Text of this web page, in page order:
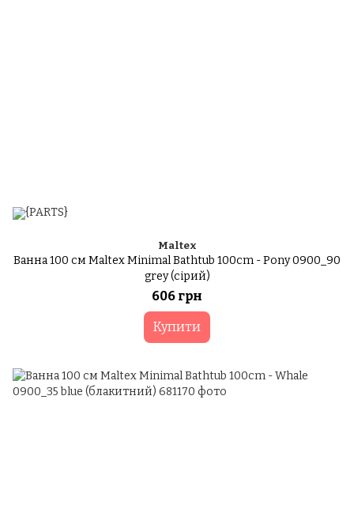
Maltex
Ванна 100 см Maltex Minimal Bathtub 100cm - Pony 0900_90
grey (сірий)
606 грн
Купити